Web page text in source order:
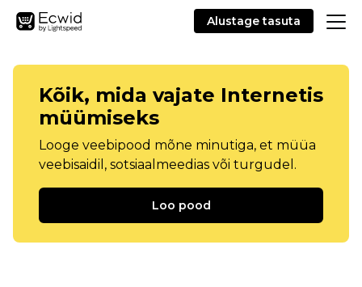
Alustage tasuta
Kõik, mida vajate Internetis
müümiseks
Looge veebipood mõne minutiga, et müüa
veebisaidil, sotsiaalmeedias või turgudel.
Loo pood